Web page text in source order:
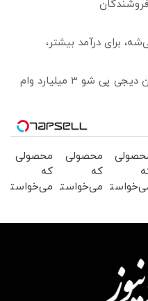
برای درآمد بیشتر،
اگه فروشگاه داری عضو فروشندگان دیجی پی شو 3 میلیارد وام
بخر !
محصولی
که
می‌خواستی
محصولی
که
می‌خواستی